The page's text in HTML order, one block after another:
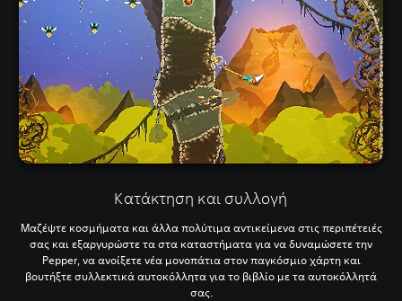
Κατάκτηση και συλλογή
Μαζέψτε κοσμήματα και άλλα πολύτιμα αντικείμενα στις περιπέτειές
σας και εξαργυρώστε τα στα καταστήματα για να δυναμώσετε την
Pepper, να ανοίξετε νέα μονοπάτια στον παγκόσμιο χάρτη και
βουτήξτε συλλεκτικά αυτοκόλλητα για το βιβλίο με τα αυτοκόλλητά
σας.